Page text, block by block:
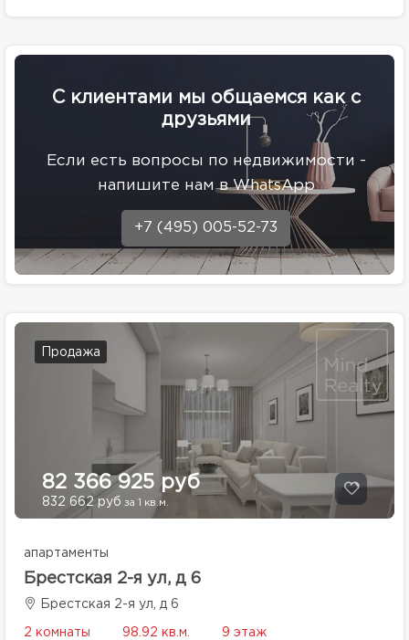
С клиентами мы общаемся как с
друзьями
Eсли есть вопросы по недвижимости -
напишите нам в WhatsApp
+7 (495) 005-52-73
Продажа
82 366 925 руб
832 662 руб за 1 кв.м.
апартаменты
Брестская 2-я ул, д 6
Брестская 2-я ул, д 6
2 комнаты 98.92 кв.м. 9 этаж